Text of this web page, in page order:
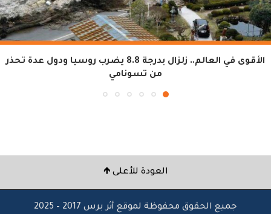
الأقوى في العالم.. زلزال بدرجة 8.8 يضرب روسيا ودول عدة تحذر
من تسونامي
العودة للأعلى 🡹
جميع الحقوق محفوظة لموقع أثر برس 2017 – 2025